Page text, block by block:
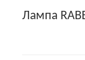
Лампа